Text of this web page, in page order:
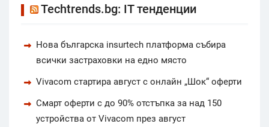
Techtrends.bg: IT тенденции
Нова българска insurtech платформа събира
всички застраховки на едно място
Vivacom стартира август с онлайн „Шок“ оферти
Смарт оферти с до 90% отстъпка за над 150
устройства от Vivacom през август